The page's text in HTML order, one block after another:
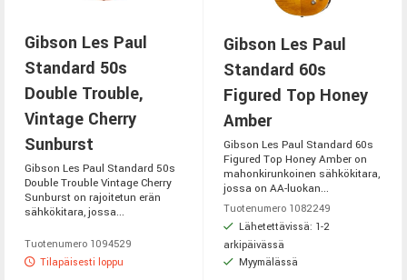
Gibson Les Paul
Standard 50s
Double Trouble,
Vintage Cherry
Sunburst
Gibson Les Paul Standard 50s
Double Trouble Vintage Cherry
Sunburst on rajoitetun erän
sähkökitara, jossa...
Tuotenumero 1094529
Tilapäisesti loppu
Gibson Les Paul
Standard 60s
Figured Top Honey
Amber
Gibson Les Paul Standard 60s
Figured Top Honey Amber on
mahonkirunkoinen sähkökitara,
jossa on AA-luokan...
Tuotenumero 1082249
Lähetettävissä: 1-2
arkipäivässä
Myymälässä